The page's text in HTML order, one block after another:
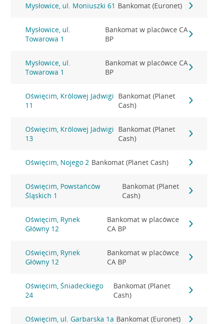
Mysłowice, ul. Moniuszki 61 Bankomat (Euronet)
Mysłowice, ul.
Towarowa 1
Bankomat w placówce CA
BP
Mysłowice, ul.
Towarowa 1
Bankomat w placówce CA
BP
Oświęcim, Królowej Jadwigi
11
Bankomat (Planet
Cash)
Oświęcim, Królowej Jadwigi
13
Bankomat (Planet
Cash)
Oświęcim, Nojego 2 Bankomat (Planet Cash)
Oświęcim, Powstańców
Śląskich 1
Bankomat (Planet
Cash)
Oświęcim, Rynek
Główny 12
Bankomat w placówce
CA BP
Oświęcim, Rynek
Główny 12
Bankomat w placówce
CA BP
Oświęcim, Śniadeckiego
24
Bankomat (Planet
Cash)
Oświęcim, ul. Garbarska 1a Bankomat (Euronet)